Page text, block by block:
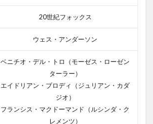
20世紀フォックス
ウェス・アンダーソン
ベニチオ・デル・トロ（モーゼス・ローゼン
ターラー）
エイドリアン・ブロディ（ジュリアン・カダ
ジオ）
フランシス・マクドーマンド（ルシンダ・ク
レメンツ）